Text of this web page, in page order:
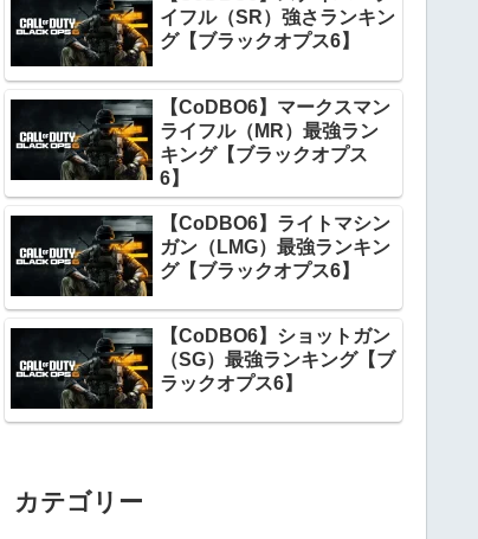
イフル（SR）強さランキン
グ【ブラックオプス6】
【CoDBO6】マークスマン
ライフル（MR）最強ラン
キング【ブラックオプス
6】
【CoDBO6】ライトマシン
ガン（LMG）最強ランキン
グ【ブラックオプス6】
【CoDBO6】ショットガン
（SG）最強ランキング【ブ
ラックオプス6】
カテゴリー